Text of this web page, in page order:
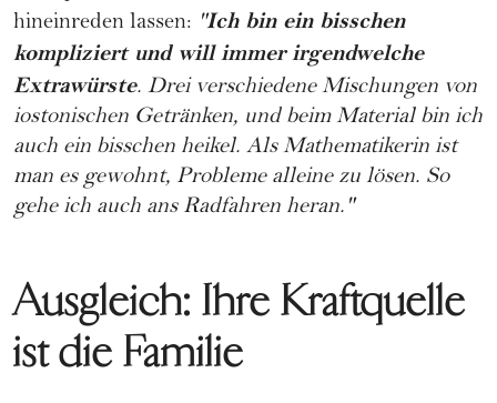
hineinreden lassen: "Ich bin ein bisschen
kompliziert und will immer irgendwelche
Extrawürste. Drei verschiedene Mischungen von
iostonischen Getränken, und beim Material bin ich
auch ein bisschen heikel. Als Mathematikerin ist
man es gewohnt, Probleme alleine zu lösen. So
gehe ich auch ans Radfahren heran."
Ausgleich: Ihre Kraftquelle
ist die Familie